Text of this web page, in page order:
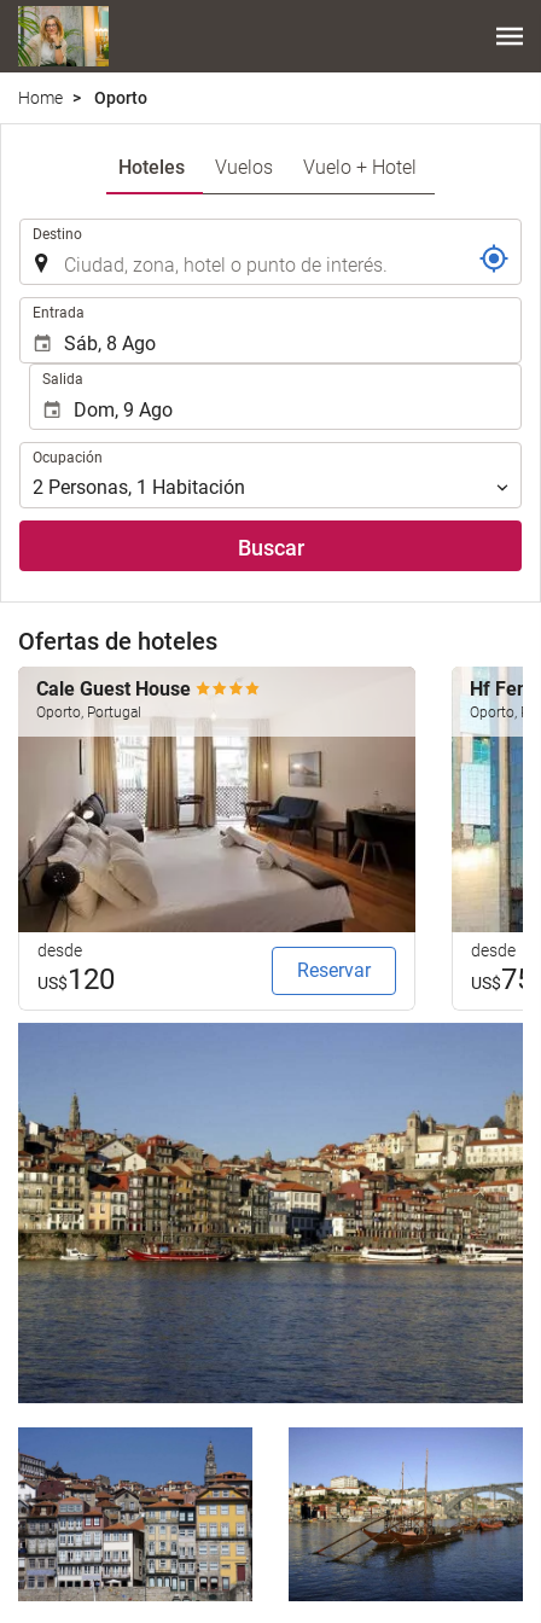
Home Oporto
Hoteles Vuelos Vuelo + Hotel
Destino
Entrada
Salida
Ocupación
Ocupación
2 Personas, 1 Habitación
Buscar
Ofertas de hoteles
Cale Guest House
Oporto, Portugal
desde
US$120 Reservar
Hf
Oporto,
desde
US$75